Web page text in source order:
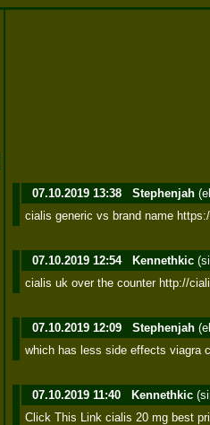
07.10.2019 13:38 Stephenjah
cialis generic vs brand name
07.10.2019 12:54 Kennethkic
cialis uk over the counter http://
07.10.2019 12:09 Stephenjah
which has less side effects viagra
07.10.2019 11:40 Kennethkic
Click This Link cialis 20 mg best